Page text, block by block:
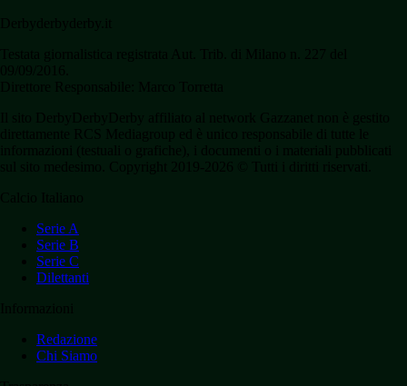
Serie A
Serie B
Serie C
Dilettanti
Redazione
Chi Siamo